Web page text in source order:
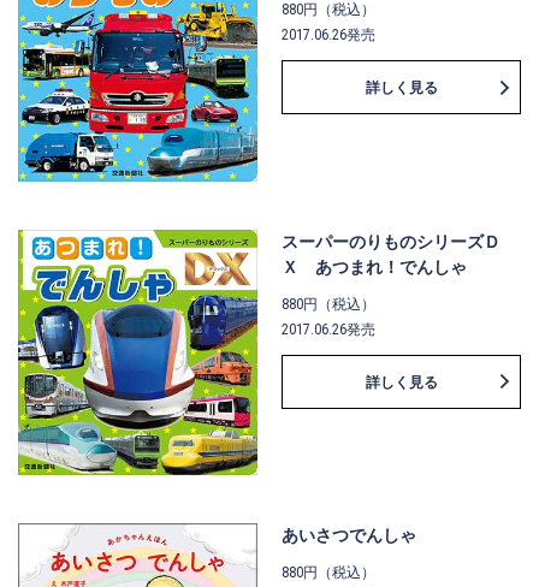
880円（税込）
2017.06.26発売
詳しく見る
スーパーのりものシリーズＤ
Ｘ あつまれ！でんしゃ
880円（税込）
2017.06.26発売
詳しく見る
あいさつでんしゃ
880円（税込）